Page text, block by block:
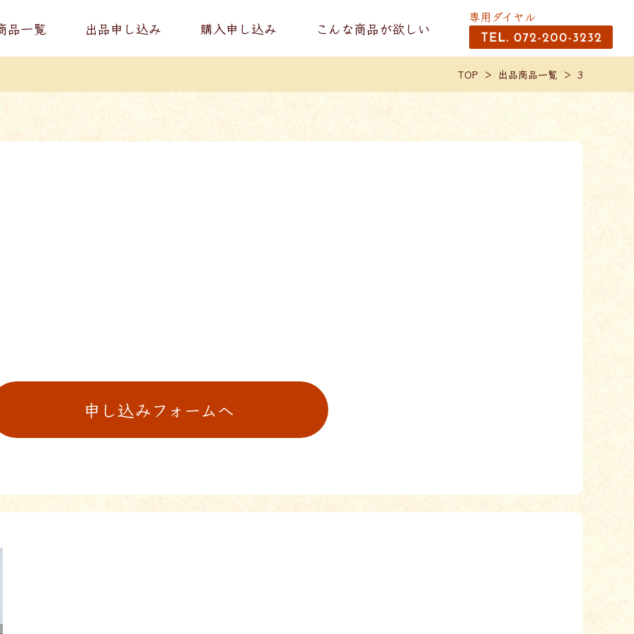
品一覧 出品申し込み 購入申し込み こんな商品が欲しい
専用ダイヤル
TOP 出品商品一覧 3
申し込みフォームへ